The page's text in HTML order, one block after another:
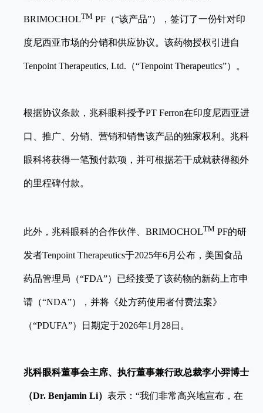
BRIMOCHOLTM PF（“该产品”），签订了一份针对印
度尼西亚市场的分销和供应协议。该药物授权引进自
Tenpoint Therapeutics, Ltd.（“Tenpoint Therapeutics”）。
根据协议条款，兆科眼科授予PT Ferron在印度尼西亚进
口、推广、分销、营销和销售该产品的独家权利。兆科
眼科将获得一笔预付款项，并可根据若干成就获得额外
的里程碑付款。
此外，兆科眼科的合作伙伴、BRIMOCHOLTM PF的研
发者Tenpoint Therapeutics于2025年6月公布，美国食品
药品管理局（“FDA”）已经接受了该药物的新药上市申
请（“NDA”），并将《处方药使用者付费法案》
（“PDUFA”）日期定于2026年1月28日。
兆科眼科董事会主席、执行董事兼行政总裁李小羿博士
（Dr. Benjamin Li）表示：“我们非常高兴地宣布，在